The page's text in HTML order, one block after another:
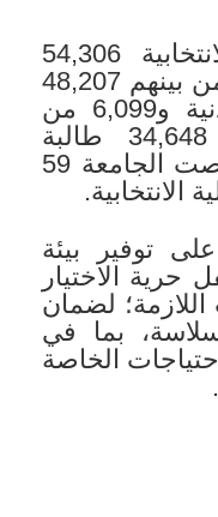
ويشارك في العملية الانتخابية 54,306
طلاب يحق لهم الاقتراع، من بينهم 48,207
طلاب من الجنسية الأردنية و6,099 من
جنسيات أخرى، منهم 34,648 طالبة
و19,658 طالبًا، فيما خصصت الجامعة 59
الانتخابية.
توفير بيئة
حرية الاختيار
اللازمة؛ لضمان
بما في
الخاصة